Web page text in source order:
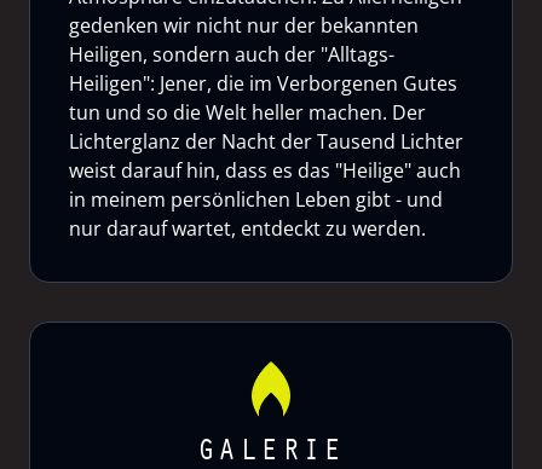
gedenken wir nicht nur der bekannten
Heiligen, sondern auch der "Alltags-
Heiligen": Jener, die im Verborgenen Gutes
tun und so die Welt heller machen. Der
Lichterglanz der Nacht der Tausend Lichter
weist darauf hin, dass es das "Heilige" auch
in meinem persönlichen Leben gibt - und
nur darauf wartet, entdeckt zu werden.
GALERIE